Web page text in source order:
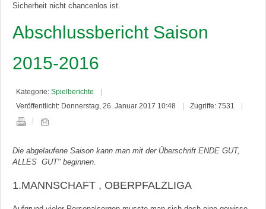
Sicherheit nicht chancenlos ist.
Abschlussbericht Saison
2015-2016
Kategorie: Spielberichte
Veröffentlicht: Donnerstag, 26. Januar 2017 10:48
Zugriffe: 7531
Die abgelaufene Saison kann man mit der Überschrift ENDE GUT,
ALLES GUT" beginnen.
1.MANNSCHAFT , OBERPFALZLIGA